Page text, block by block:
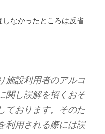
しなかったところは反省
施設利用者のアルコ
関し誤解を招くおそ
ております。そのた
利用される際には誤